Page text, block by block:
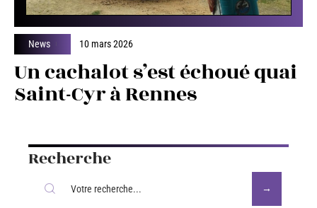
News 10 mars 2026
Un cachalot s’est échoué quai
Saint-Cyr à Rennes
Recherche